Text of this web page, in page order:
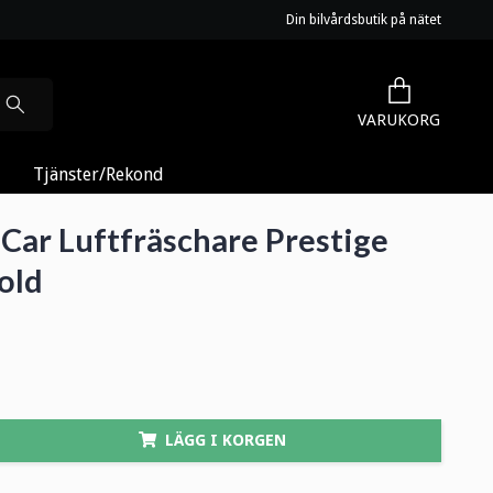
Din bilvårdsbutik på nätet
VARUKORG
Tjänster/Rekond
Luftfräschare Prestige
LÄGG I KORGEN